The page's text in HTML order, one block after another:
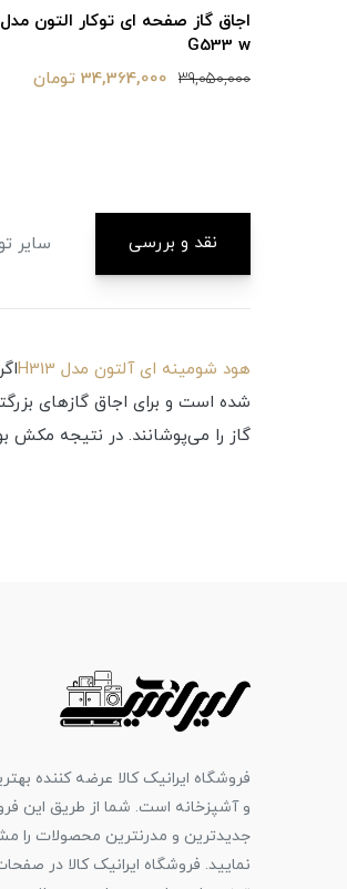
اجاق گاز صفحه ای توکار التون مدل
G533 w
39,050,000 34,364,000 تومان
نقد و بررسی سایر
هود شومینه ای آلتون مدل H313
گاز را می‌پوشانند. در نتیجه مکش
فروشگاه ایرانیک کالا عرضه کننده
و آشپزخانه است. شما از طریق این
جدیدترین و مدرنترین محصولات را
نمایید. فروشگاه ایرانیک کالا در